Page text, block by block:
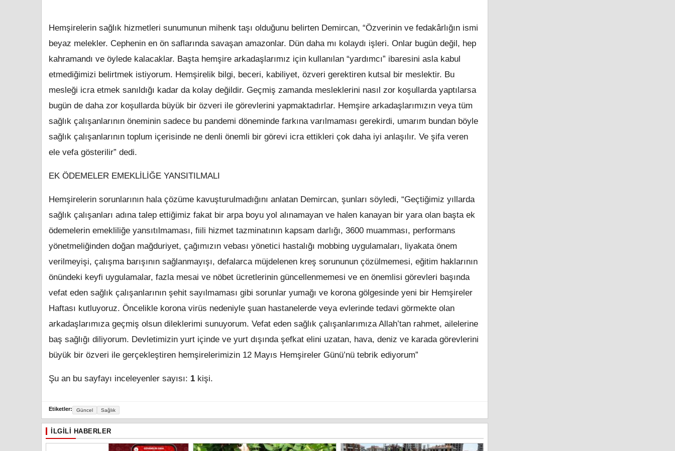
Hemşirelerin sağlık hizmetleri sunumunun mihenk taşı olduğunu belirten Demircan, “Özverinin ve fedakârlığın ismi
beyaz melekler. Cephenin en ön saflarında savaşan amazonlar. Dün daha mı kolaydı işleri. Onlar bugün değil, hep
kahramandı ve öylede kalacaklar. Başta hemşire arkadaşlarımız için kullanılan “yardımcı” ibaresini asla kabul
etmediğimizi belirtmek istiyorum. Hemşirelik bilgi, beceri, kabiliyet, özveri gerektiren kutsal bir meslektir. Bu
mesleği icra etmek sanıldığı kadar da kolay değildir. Geçmiş zamanda mesleklerini nasıl zor koşullarda yaptılarsa
bugün de daha zor koşullarda büyük bir özveri ile görevlerini yapmaktadırlar. Hemşire arkadaşlarımızın veya tüm
sağlık çalışanlarının öneminin sadece bu pandemi döneminde farkına varılmaması gerekirdi, umarım bundan böyle
sağlık çalışanlarının toplum içerisinde ne denli önemli bir görevi icra ettikleri çok daha iyi anlaşılır. Ve şifa veren
ele vefa gösterilir” dedi.
EK ÖDEMELER EMEKLİLİĞE YANSITILMALI
Hemşirelerin sorunlarının hala çözüme kavuşturulmadığını anlatan Demircan, şunları söyledi, “Geçtiğimiz yıllarda
sağlık çalışanları adına talep ettiğimiz fakat bir arpa boyu yol alınamayan ve halen kanayan bir yara olan başta ek
ödemelerin emekliliğe yansıtılmaması, fiili hizmet tazminatının kapsam darlığı, 3600 muamması, performans
yönetmeliğinden doğan mağduriyet, çağımızın vebası yönetici hastalığı mobbing uygulamaları, liyakata önem
verilmeyişi, çalışma barışının sağlanmayışı, defalarca müjdelenen kreş sorununun çözülmemesi, eğitim haklarının
önündeki keyfi uygulamalar, fazla mesai ve nöbet ücretlerinin güncellenmemesi ve en önemlisi görevleri başında
vefat eden sağlık çalışanlarının şehit sayılmaması gibi sorunlar yumağı ve korona gölgesinde yeni bir Hemşireler
Haftası kutluyoruz. Öncelikle korona virüs nedeniyle şuan hastanelerde veya evlerinde tedavi görmekte olan
arkadaşlarımıza geçmiş olsun dileklerimi sunuyorum. Vefat eden sağlık çalışanlarımıza Allah’tan rahmet, ailelerine
baş sağlığı diliyorum. Devletimizin yurt içinde ve yurt dışında şefkat elini uzatan, hava, deniz ve karada görevlerini
büyük bir özveri ile gerçekleştiren hemşirelerimizin 12 Mayıs Hemşireler Günü’nü tebrik ediyorum”
Şu an bu sayfayı inceleyenler sayısı: 1 kişi.
Etiketler: Güncel Sağlık
İLGILI HABERLER